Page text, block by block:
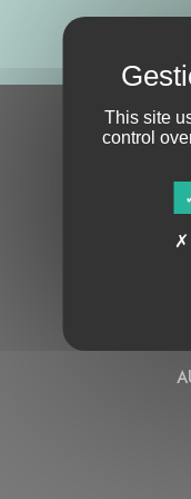
This site
control